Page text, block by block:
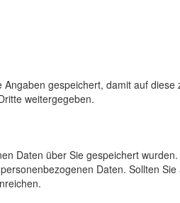
gespeichert, damit auf diese
weitergegeben.
Daten über Sie gespeichert
Daten. Sollten